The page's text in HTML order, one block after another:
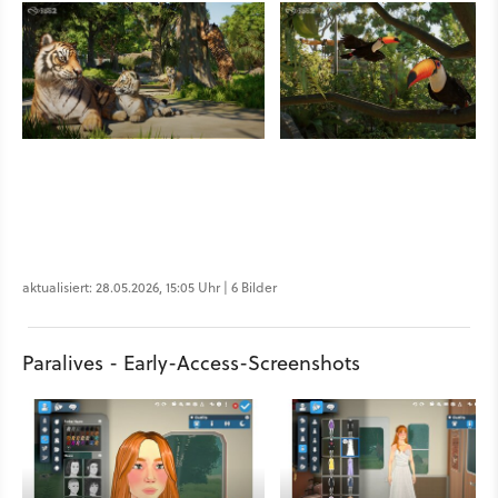
aktualisiert: 28.05.2026, 15:05 Uhr | 6 Bilder
Paralives - Early-Access-Screenshots